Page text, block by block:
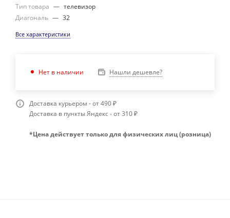
Тип товара — телевизор
Диагональ — 32
Все характеристики
Нет в наличии Нашли дешевле?
Доставка курьером - от 490 ₽
Доставка в пункты Яндекс - от 310 ₽
*Цена действует только для физических лиц (розница)